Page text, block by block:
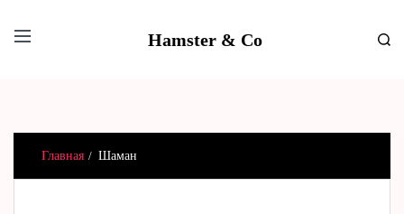
Hamster & Co
Главная Шаман